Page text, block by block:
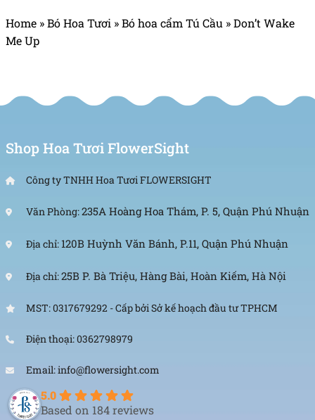
Home »Bó Hoa Tươi »Bó hoa cẩm Tú Cầu »Don’t Wake
Me Up
Shop Hoa Tươi FlowerSight
Công ty TNHH Hoa Tươi FLOWERSIGHT
Văn Phòng:235A Hoàng Hoa Thám, P. 5, Quận Phú Nhuận
Địa chỉ: 120B Huỳnh Văn Bánh, P.11, Quận Phú Nhuận
Địa chỉ:25B P. Bà Triệu, Hàng Bài, Hoàn Kiếm, Hà Nội
MST: 0317679292 - Cấp bởi Sở kế hoạch đầu tư TPHCM
Điện thoại: 0362798979
Email: info@flowersight.com
5.0
Based on 184 reviews